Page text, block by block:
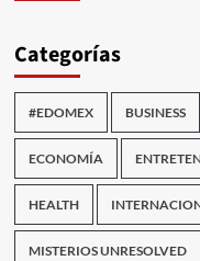
Categorías
#EDOMEX BUSINESS
ECONOMÍA
HEALTH
MISTERIOS UNRESOLVED